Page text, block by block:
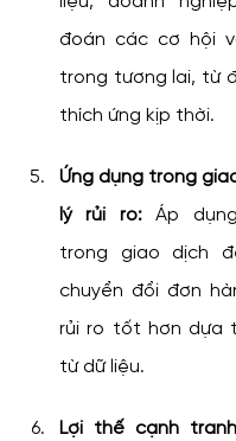
đoán các cơ hội
trong tương lai, từ
thích ứng kịp thời.
Ứng dụng trong
lý rủi ro: Áp
trong giao dịch
chuyển đổi đơn
rủi ro tốt hơn dựa
từ dữ liệu.
Lợi thế cạnh